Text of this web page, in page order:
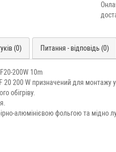
(0) Питання - відповідь (0)
200W 10m
200 W призначений для монтажу
обігріву.
алюмінієвою фольгою та мідно